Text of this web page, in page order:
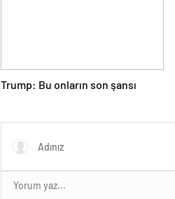
Trump: Bu onların son şansı